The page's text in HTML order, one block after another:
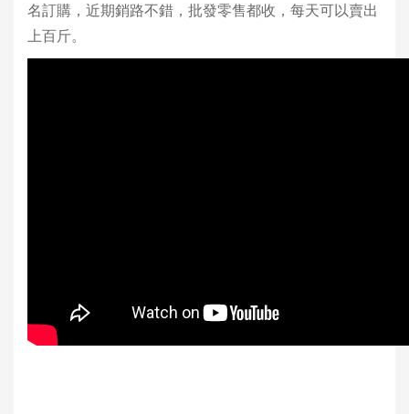
名訂購，近期銷路不錯，批發零售都收，每天可以賣出
上百斤。